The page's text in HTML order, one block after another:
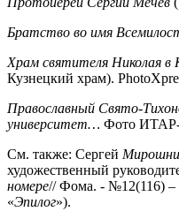
Братство во имя
Храм святителя Николая в
Кузнецкий храм).
Православный Свято-
университет… Фото
См. также: Сергей
художественный
номере// Фома. - №12(116) –
«Эпилог»).